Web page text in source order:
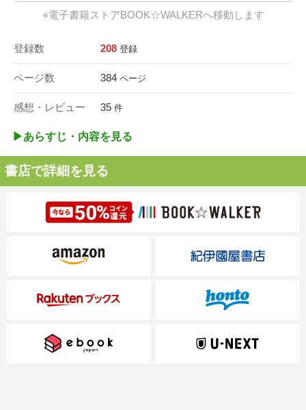
※電子書籍ストアBOOK☆WALKERへ移動します
登録数 208 登録
ページ数 384 ページ
感想・レビュー 35 件
▶︎あらすじ・内容を見る
書店で詳細を見る